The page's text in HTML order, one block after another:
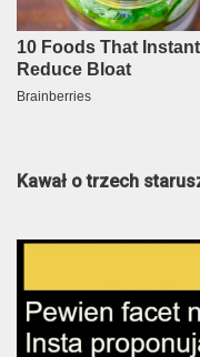
Kawał o trzech